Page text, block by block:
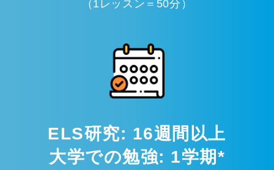
（1レッスン＝50分）
ELS研究: 16週間以上
大学での勉強: 1学期*